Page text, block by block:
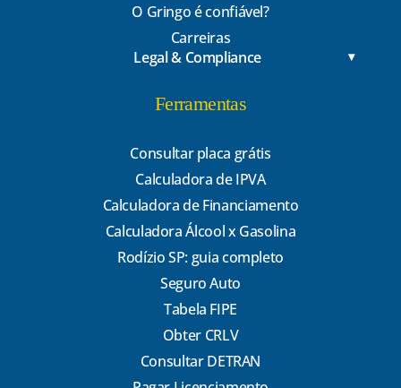
O Gringo é confiável?
Carreiras
Legal & Compliance
Ferramentas
Consultar placa grátis
Calculadora de IPVA
Calculadora de Financiamento
Calculadora Álcool x Gasolina
Rodízio SP: guia completo
Seguro Auto
Tabela FIPE
Obter CRLV
Consultar DETRAN